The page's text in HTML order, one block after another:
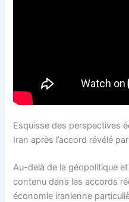
Esquisse des perspectives
Iran après l’accord révélé
Au-delà de la géopolitique
contenu dans les accords
économie iranienne